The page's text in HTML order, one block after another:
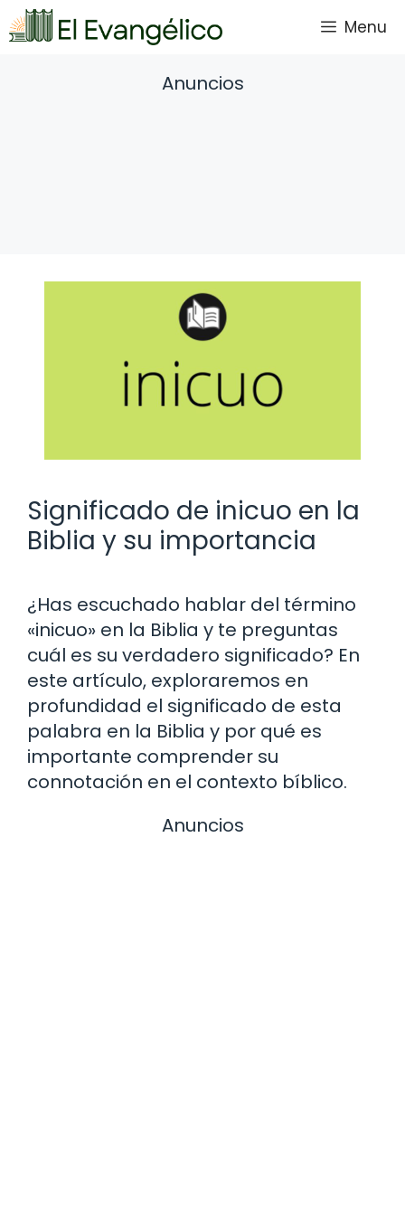
Saltar
al
Menu
Anuncios
Significado de inicuo en la
Biblia y su importancia
¿Has escuchado hablar del término
«inicuo» en la Biblia y te preguntas
cuál es su verdadero significado? En
este artículo, exploraremos en
profundidad el significado de esta
palabra en la Biblia y por qué es
importante comprender su
connotación en el contexto bíblico.
Anuncios